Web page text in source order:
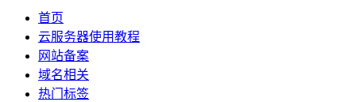
首页
云服务器使用教程
网站备案
域名相关
热门标签